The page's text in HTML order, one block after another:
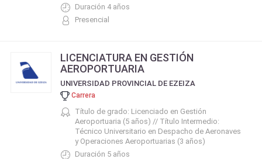
Duración 4 años
Presencial
LICENCIATURA EN GESTIÓN
AEROPORTUARIA
UNIVERSIDAD PROVINCIAL DE EZEIZA
Carrera
Título de grado: Licenciado en Gestión
Aeroportuaria (5 años) // Título Intermedio:
Técnico Universitario en Despacho de Aeronaves
y Operaciones Aeroportuarias (3 años)
Duración 5 años